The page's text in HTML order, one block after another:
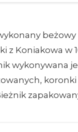
z Koniakowa w
wykonywana